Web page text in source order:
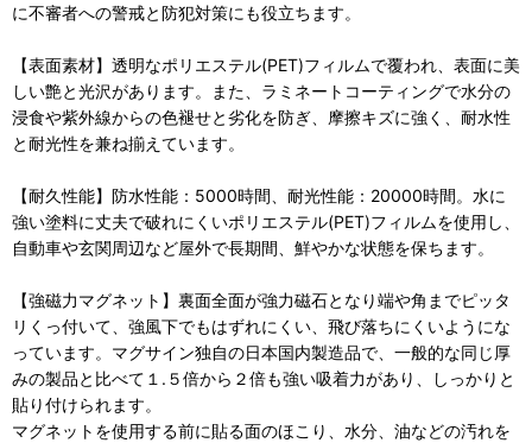
に不審者への警戒と防犯対策にも役立ちます。
【表面素材】透明なポリエステル(PET)フィルムで覆われ、表面に美
しい艶と光沢があります。また、ラミネートコーティングで水分の
浸食や紫外線からの色褪せと劣化を防ぎ、摩擦キズに強く、耐水性
と耐光性を兼ね揃えています。
【耐久性能】防水性能：5000時間、耐光性能：20000時間。水に
強い塗料に丈夫で破れにくいポリエステル(PET)フィルムを使用し、
自動車や玄関周辺など屋外で長期間、鮮やかな状態を保ちます。
【強磁力マグネット】裏面全面が強力磁石となり端や角までピッタ
リくっ付いて、強風下でもはずれにくい、飛び落ちにくいようにな
っています。マグサイン独自の日本国内製造品で、一般的な同じ厚
みの製品と比べて１.５倍から２倍も強い吸着力があり、しっかりと
貼り付けられます。
マグネットを使用する前に貼る面のほこり、水分、油などの汚れを